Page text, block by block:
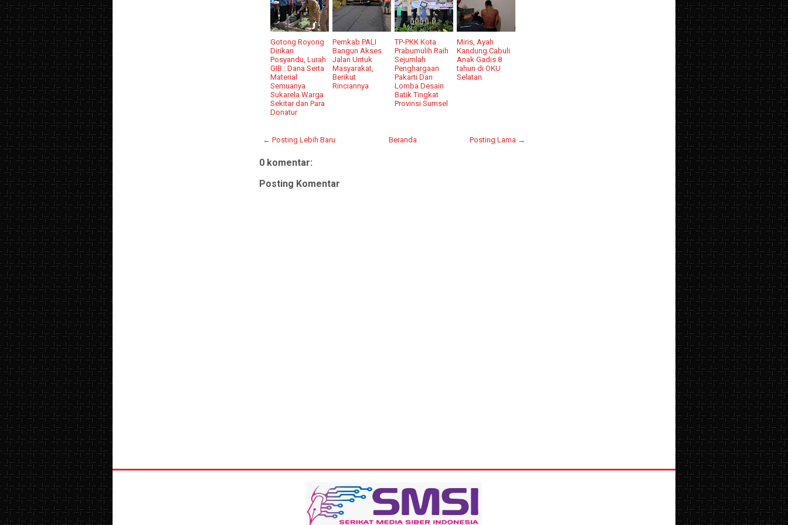
Gotong Royong
Dirikan
Posyandu, Lurah
GIB : Dana Serta
Material
Semuanya
Sukarela Warga
Sekitar dan Para
Donatur
Pemkab PALI
Bangun Akses
Jalan Untuk
Masyarakat,
Berikut
Rinciannya
TP-PKK Kota
Prabumulih Raih
Sejumlah
Penghargaan
Pakarti Dan
Lomba Desain
Batik Tingkat
Provinsi Sumsel
Miris, Ayah
Kandung Cabuli
Anak Gadis 8
tahun di OKU
Selatan
← Posting Lebih Baru Posting Lama →
Beranda
0 komentar:
Posting Komentar